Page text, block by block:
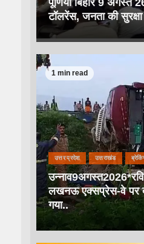
टॉलरेंस, जनता की सुरक्षा
1 min read
उत्तर प्रदेश उत्तराखंड
लखनऊ एक्सप्रेस-वे पर
गया..